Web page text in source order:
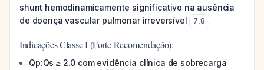
shunt hemodinamicamente significativo na ausência
de doença vascular pulmonar irreversível
7,8 .
Indicações Classe I (Forte Recomendação):
Qp:Qs ≥ 2.0 com evidência clínica de sobrecarga